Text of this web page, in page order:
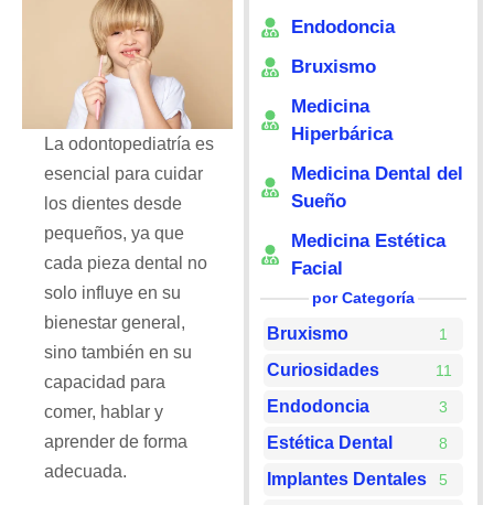
La odontopediatría es
esencial para cuidar
los dientes desde
pequeños, ya que
cada pieza dental no
solo influye en su
bienestar general,
sino también en su
capacidad para
comer, hablar y
aprender de forma
adecuada.
Endodoncia
Bruxismo
Medicina
Hiperbárica
Medicina Dental del
Sueño
Medicina Estética
Facial
por Categoría
Bruxismo 1
Curiosidades 11
Endodoncia 3
Estética Dental 8
Implantes Dentales 5